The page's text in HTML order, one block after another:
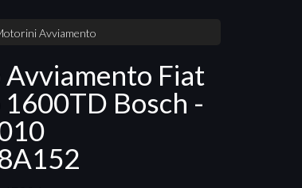
Avviamento
Fiat
Bosch -